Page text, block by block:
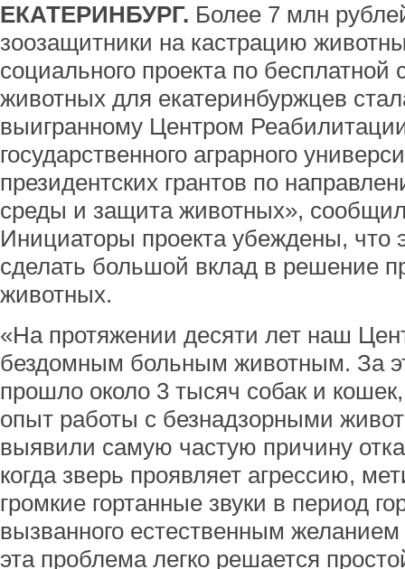
ЕКАТЕРИНБУРГ. Более 7 млн
зоозащитники на кастрацию
социального проекта по
животных для екатеринбуржцев
выигранному Центром
государственного аграрного
президентских грантов по
среды и защита животных»,
Инициаторы проекта убеждены, что
сделать большой вклад в решение
животных.
«На протяжении десяти лет наш
бездомным больным животным. За
прошло около 3 тысяч собак и
опыт работы с безнадзорными
выявили самую частую причину
когда зверь проявляет агрессию,
громкие гортанные звуки в период
вызванного естественным
эта проблема легко решается